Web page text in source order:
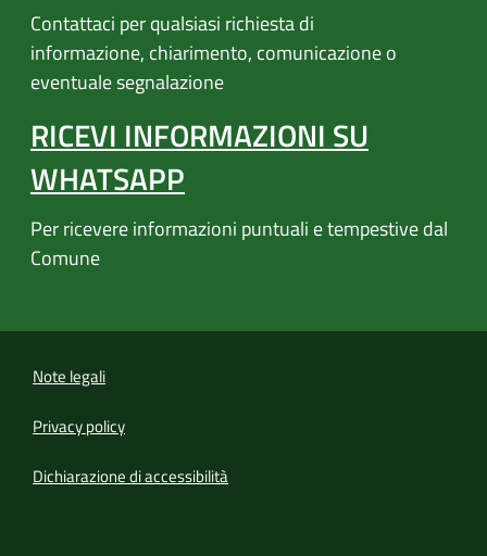
Contattaci per qualsiasi richiesta di
informazione, chiarimento, comunicazione o
eventuale segnalazione
RICEVI INFORMAZIONI SU
WHATSAPP
Per ricevere informazioni puntuali e tempestive dal
Comune
Note legali
Privacy policy
Dichiarazione di accessibilità